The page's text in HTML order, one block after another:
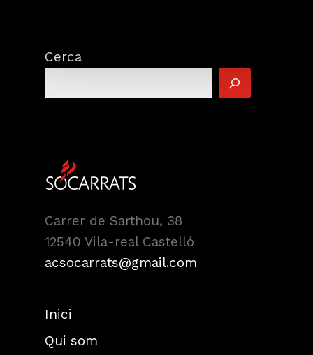
Cerca
Carrer de Sarthou, 38
12540 Vila-real Castelló
acsocarrats@gmail.com
Inici
Qui som